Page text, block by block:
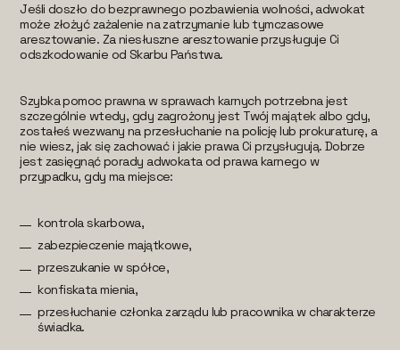
Jeśli doszło do bezprawnego pozbawienia wolności, adwokat
może złożyć zażalenie na zatrzymanie lub tymczasowe
aresztowanie. Za niesłuszne aresztowanie przysługuje Ci
odszkodowanie od Skarbu Państwa.
Szybka pomoc prawna w sprawach karnych potrzebna jest
szczególnie wtedy, gdy zagrożony jest Twój majątek albo gdy,
zostałeś wezwany na przesłuchanie na policję lub prokuraturę, a
nie wiesz, jak się zachować i jakie prawa Ci przysługują. Dobrze
jest zasięgnąć porady adwokata od prawa karnego w
przypadku, gdy ma miejsce:
kontrola skarbowa,
zabezpieczenie majątkowe,
przeszukanie w spółce,
konfiskata mienia,
przesłuchanie członka zarządu lub pracownika w charakterze
świadka.